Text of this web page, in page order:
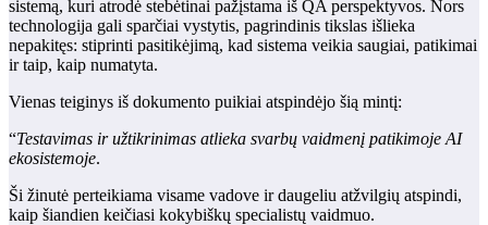
sistemą, kuri atrodė stebėtinai pažįstama iš QA perspektyvos. Nors
technologija gali sparčiai vystytis, pagrindinis tikslas išlieka
nepakitęs: stiprinti pasitikėjimą, kad sistema veikia saugiai, patikimai
ir taip, kaip numatyta.
Vienas teiginys iš dokumento puikiai atspindėjo šią mintį:
“Testavimas ir užtikrinimas atlieka svarbų vaidmenį patikimoje AI
ekosistemoje.
Ši žinutė perteikiama visame vadove ir daugeliu atžvilgių atspindi,
kaip šiandien keičiasi kokybiškų specialistų vaidmuo.